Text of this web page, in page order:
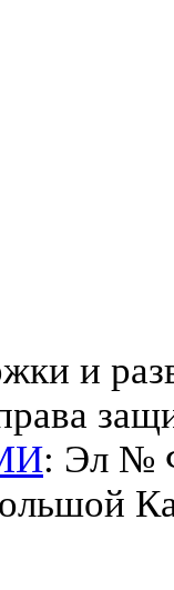
и
: Эл №